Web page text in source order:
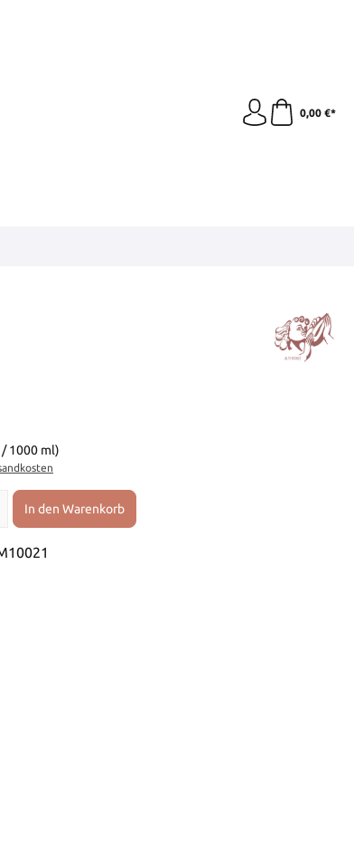
0,00 €*
1000 ml)
gewünschten Wert ein oder benutze die
In den Warenkorb